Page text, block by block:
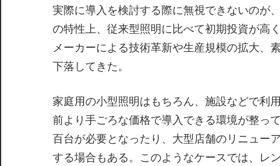
実際に導入を検討する際に無視できないのが
の特性上、従来型照明に比べて初期投資が高
メーカーによる技術革新や生産規模の拡大、
下落してきた。
家庭用の小型照明はもちろん、施設などで利
前より手ごろな価格で導入できる環境が整っ
百台が必要となったり、大型店舗のリニュー
する場合もある。このようなケースでは、レ